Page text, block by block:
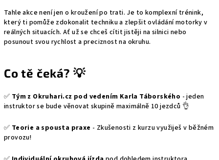
Tahle akce není jen o kroužení po trati. Je to komplexní trénink,
který ti pomůže zdokonalit techniku a zlepšit ovládání motorky v
reálných situacích. Ať už se chceš cítit jistěji na silnici nebo
posunout svou rychlost a preciznost na okruhu.
Co tě čeká? 💡
✅ Tým z Okruhari.cz pod vedením Karla Táborského - jeden
instruktor se bude věnovat skupině maximálně 10 jezdců 👌
✅ Teorie a spousta praxe - Zkušenosti z kurzu využiješ v běžném
provozu!